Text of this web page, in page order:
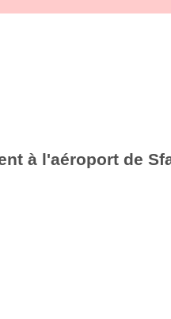
à l'aéroport de